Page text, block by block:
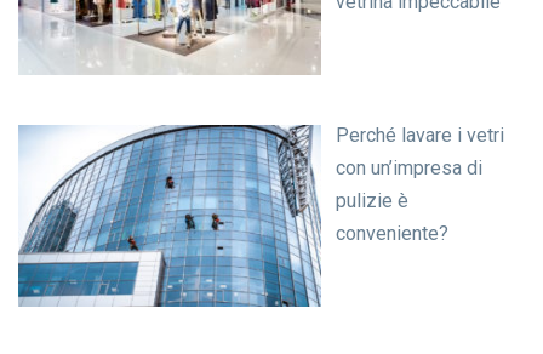
Perché lavare i vetri
con un’impresa di
pulizie è
conveniente?